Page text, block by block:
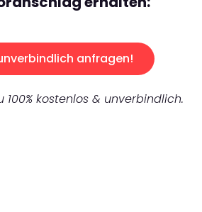
anfragen!
100% kostenlos & unverbindlich.